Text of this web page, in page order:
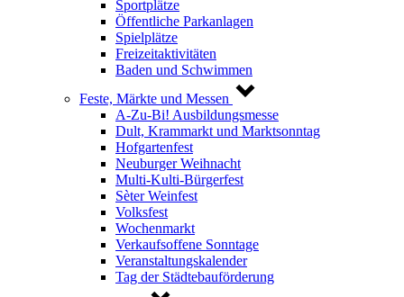
Sportplätze
Öffentliche Parkanlagen
Spielplätze
Freizeitaktivitäten
Baden und Schwimmen
Feste, Märkte und Messen
A-Zu-Bi! Ausbildungsmesse
Dult, Krammarkt und Marktsonntag
Hofgartenfest
Neuburger Weihnacht
Multi-Kulti-Bürgerfest
Sèter Weinfest
Volksfest
Wochenmarkt
Verkaufsoffene Sonntage
Veranstaltungskalender
Tag der Städtebauförderung